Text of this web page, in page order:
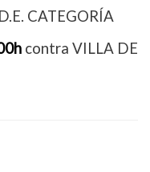
CATEGORÍA
contra VILLA DE